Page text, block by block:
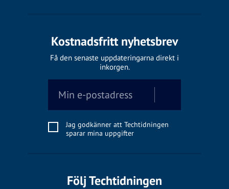
Kostnadsfritt nyhetsbrev
Få den senaste uppdateringarna direkt i
inkorgen.
Jag godkänner att Techtidningen
sparar mina uppgifter
Följ Techtidningen